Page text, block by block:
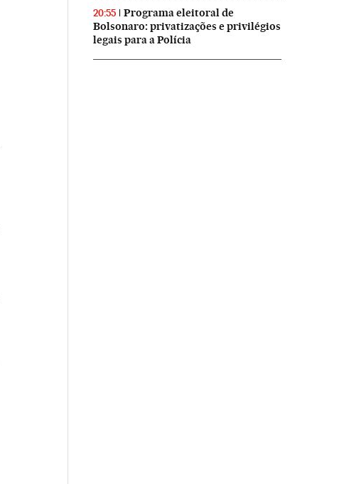
20:55
Programa eleitoral de
Bolsonaro: privatizações e privilégios
legais para a Polícia